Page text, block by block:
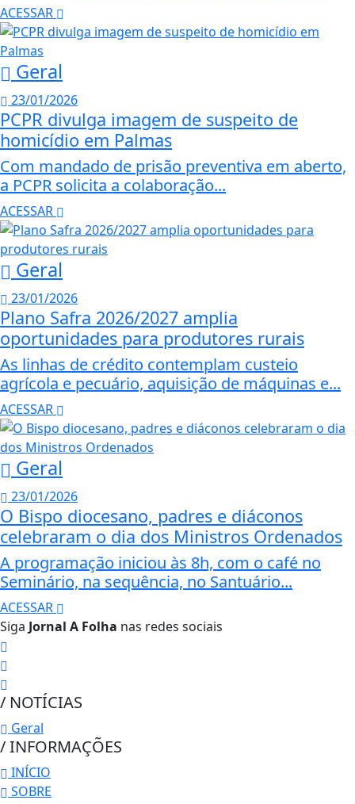
ACESSAR
Geral
23/01/2026
PCPR divulga imagem de suspeito de
homicídio em Palmas
Com mandado de prisão preventiva em aberto,
a PCPR solicita a colaboração...
ACESSAR
Geral
23/01/2026
Plano Safra 2026/2027 amplia
oportunidades para produtores rurais
As linhas de crédito contemplam custeio
agrícola e pecuário, aquisição de máquinas e...
ACESSAR
Geral
23/01/2026
O Bispo diocesano, padres e diáconos
celebraram o dia dos Ministros Ordenados
A programação iniciou às 8h, com o café no
Seminário, na sequência, no Santuário...
ACESSAR
Siga Jornal A Folha nas redes sociais
/ NOTÍCIAS
Geral
/ INFORMAÇÕES
INÍCIO
SOBRE